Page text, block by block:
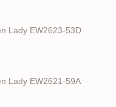
Lady EW2623-53D
Lady EW2621-59A